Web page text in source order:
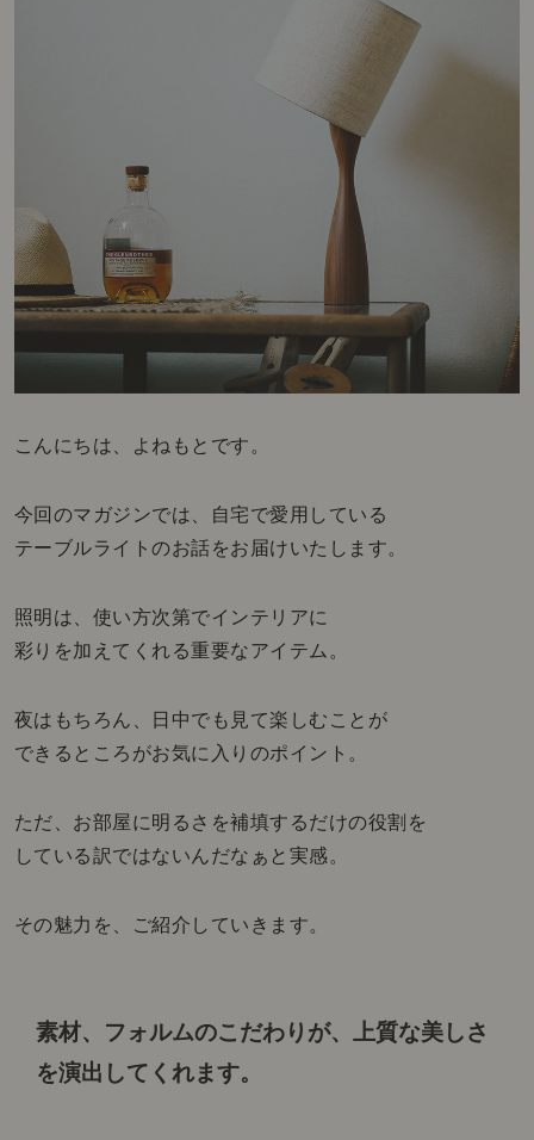
こんにちは、よねもとです。
今回のマガジンでは、自宅で愛用している
テーブルライトのお話をお届けいたします。
照明は、使い方次第でインテリアに
彩りを加えてくれる重要なアイテム。
夜はもちろん、日中でも見て楽しむことが
できるところがお気に入りのポイント。
ただ、お部屋に明るさを補填するだけの役割を
している訳ではないんだなぁと実感。
その魅力を、ご紹介していきます。
素材、フォルムのこだわりが、上質な美しさ
を演出してくれます。